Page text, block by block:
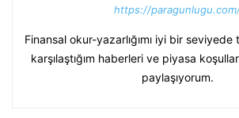
https://
Finansal okur-yazarlığımı iyi bir seviyede
karşılaştığım haberleri ve piyasa
paylaşıyorum.